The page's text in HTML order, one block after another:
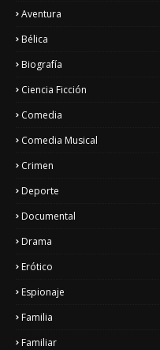
Aventura
Bélica
Biografía
Ciencia Ficción
Comedia
Comedia Musical
Crimen
Deporte
Documental
Drama
Erótico
Espionaje
Familia
Familiar